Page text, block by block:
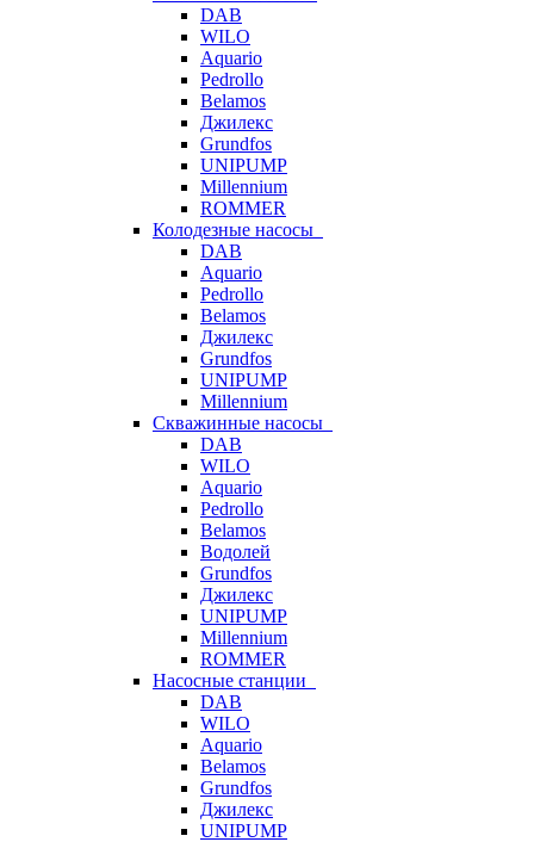
DAB
WILO
Aquario
Pedrollo
Belamos
Джилекс
Grundfos
UNIPUMP
Millennium
ROMMER
Колодезные насосы
DAB
Aquario
Pedrollo
Belamos
Джилекс
Grundfos
UNIPUMP
Millennium
Скважинные насосы
DAB
WILO
Aquario
Pedrollo
Belamos
Водолей
Grundfos
Джилекс
UNIPUMP
Millennium
ROMMER
Насосные станции
DAB
WILO
Aquario
Belamos
Grundfos
Джилекс
UNIPUMP